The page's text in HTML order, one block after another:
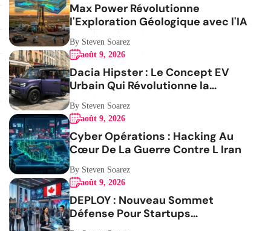
Max Power Révolutionne
l'Exploration Géologique avec l'IA
By Steven Soarez
août 9, 2026
Dacia Hipster : Le Concept EV
Urbain Qui Révolutionne la
By Steven Soarez
août 9, 2026
Cyber Opérations : Hacking Au
Cœur De La Guerre Contre L Iran
By Steven Soarez
août 9, 2026
DEPLOY : Nouveau Sommet
Défense Pour Startups